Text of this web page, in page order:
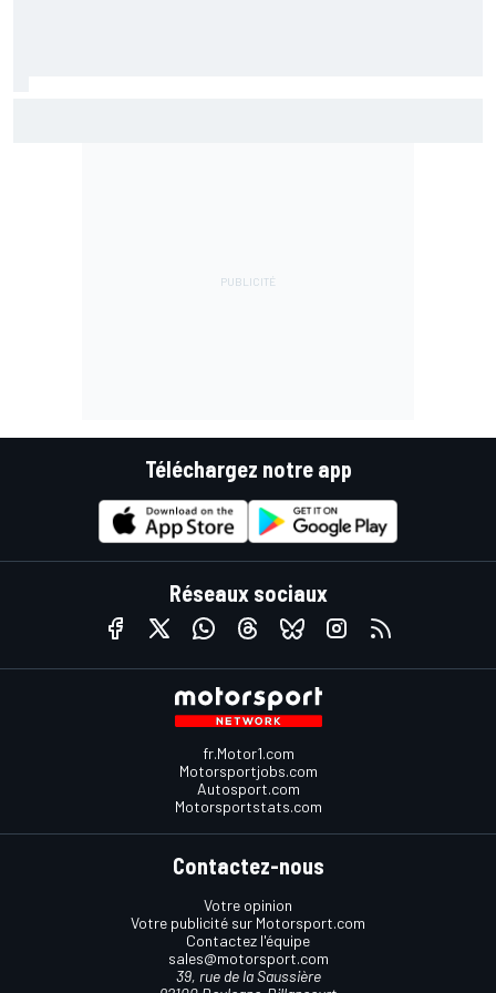
Téléchargez notre app
Réseaux sociaux
fr.Motor1.com
Motorsportjobs.com
Autosport.com
Motorsportstats.com
Contactez-nous
Votre opinion
Votre publicité sur Motorsport.com
Contactez l'équipe
sales@motorsport.com
39, rue de la Saussière